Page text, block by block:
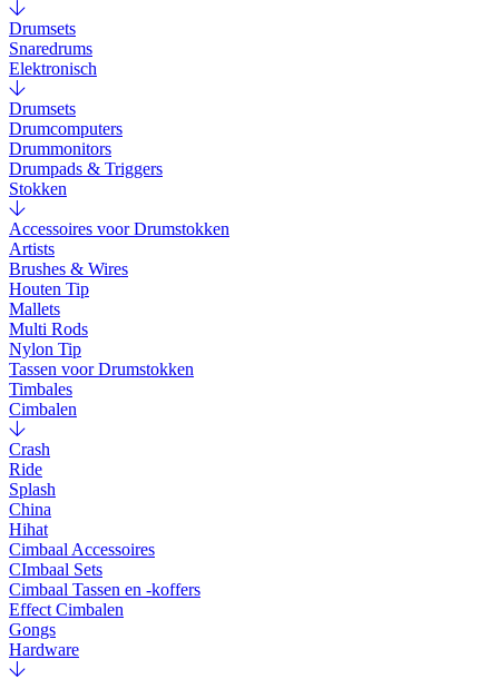
Drumsets
Snaredrums
Elektronisch
Drumsets
Drumcomputers
Drummonitors
Drumpads & Triggers
Stokken
Accessoires voor Drumstokken
Artists
Brushes & Wires
Houten Tip
Mallets
Multi Rods
Nylon Tip
Tassen voor Drumstokken
Timbales
Cimbalen
Crash
Ride
Splash
China
Hihat
Cimbaal Accessoires
CImbaal Sets
Cimbaal Tassen en -koffers
Effect Cimbalen
Gongs
Hardware